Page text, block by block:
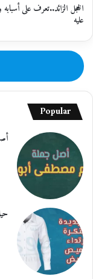
الخجل الزائد..تعرف على أسبابه
عليه
Popular